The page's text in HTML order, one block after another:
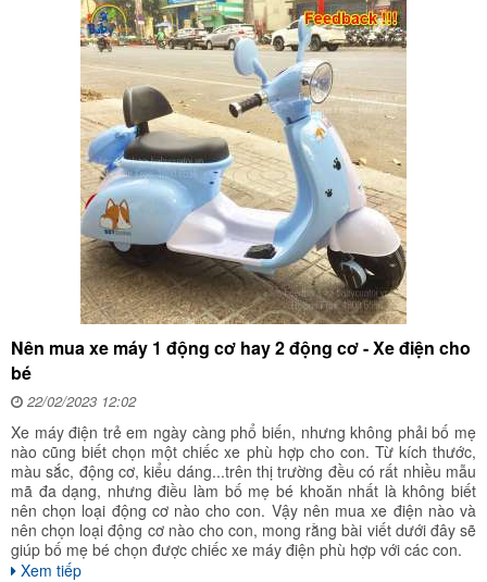
Nên mua xe máy 1 động cơ hay 2 động cơ - Xe điện cho
bé
22/02/2023 12:02
Xe máy điện trẻ em ngày càng phổ biến, nhưng không phải bố mẹ
nào cũng biết chọn một chiếc xe phù hợp cho con. Từ kích thước,
màu sắc, động cơ, kiểu dáng...trên thị trường đều có rất nhiều mẫu
mã đa dạng, nhưng điều làm bố mẹ bé khoăn nhất là không biết
nên chọn loại động cơ nào cho con. Vậy nên mua xe điện nào và
nên chọn loại động cơ nào cho con, mong rằng bài viết dưới đây sẽ
giúp bố mẹ bé chọn được chiếc xe máy điện phù hợp với các con.
Xem tiếp